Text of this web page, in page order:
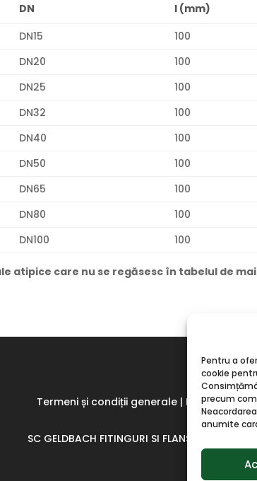
Pentru a
cookie
precum
anumite
DN l (mm)
DN15 100
DN20
100
DN25
100
DN32
100
DN40
100
DN50
100
DN65
100
DN80
100
DN100 100
atipice care nu se regăsesc în tabelul de mai
Termeni și condiții generale | Notă legală
SC GELDBACH FITINGURI SI FLANSE SRL © 2026